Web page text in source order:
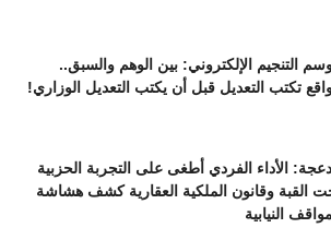
التنجيم الإلكتروني: بين الوهم والسبق..
تكتب التعديل قبل أن يكتب التعديل الوزاري!
الأداء الفردي أطغى على التجربة الحزبية
القبة وقانون الملكية العقارية كشف هشاشة
النيابية